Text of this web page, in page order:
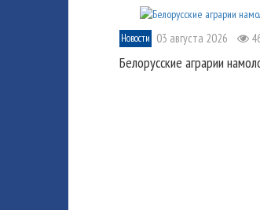
Новости 03 августа 2026
Белорусские аграрии